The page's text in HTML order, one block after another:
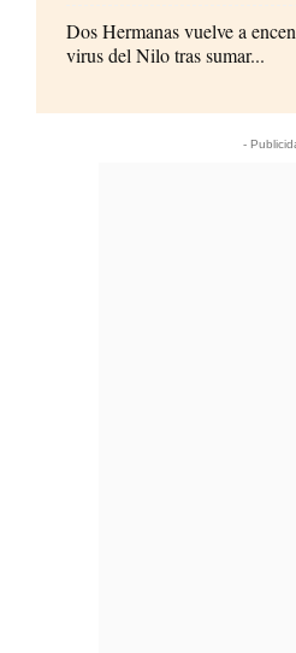
Dos Hermanas vuelve a
virus del Nilo tras sumar...
-